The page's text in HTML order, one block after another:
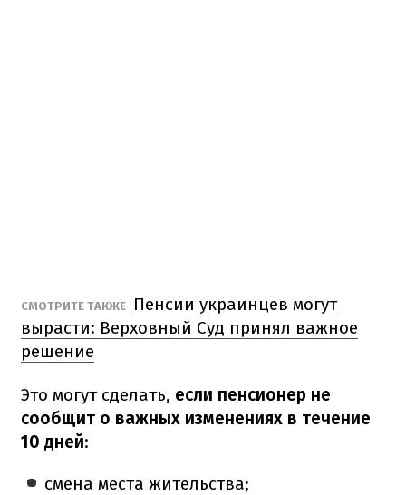
СМОТРИТЕ ТАКЖЕ
Пенсии украинцев могут
вырасти: Верховный Суд принял важное
решение
Это могут сделать, если пенсионер не
сообщит о важных изменениях в течение
10 дней:
смена места жительства;